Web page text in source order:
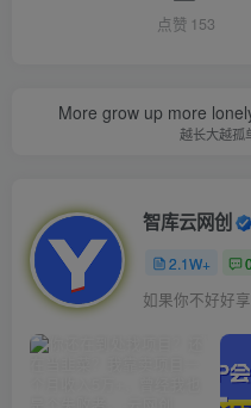
点赞 153
More grow up more
越长大越孤
智库云网创
2.1W+ 0